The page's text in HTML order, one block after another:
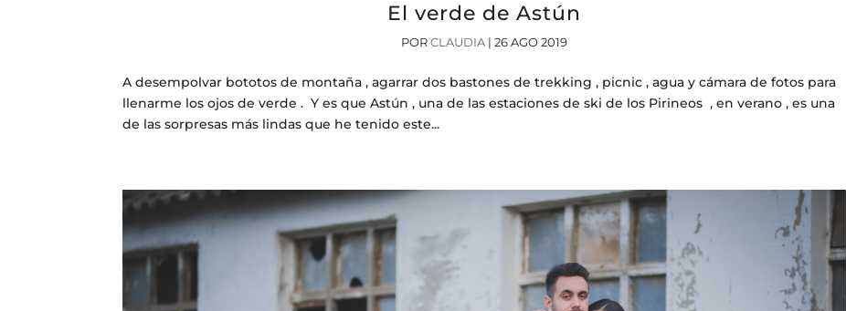
El verde de Astún
PORCLAUDIA |26 AGO 2019
A desempolvar bototos de montaña , agarrar dos bastones de trekking , picnic , agua y cámara de fotos para
llenarme los ojos de verde . Y es que Astún , una de las estaciones de ski de los Pirineos , en verano , es una
de las sorpresas más lindas que he tenido este...